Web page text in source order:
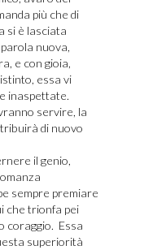
più che di
si è lasciata
nuova,
e con gioia,
essa vi
inaspettate.
servire, la
di nuovo
il genio,
sempre premiare
che trionfa pei
coraggio. Essa
superiorità